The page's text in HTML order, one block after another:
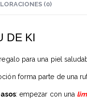
(0)
DE KI
para una piel
forma parte de una
: empezar con una